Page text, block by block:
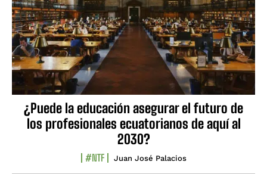
¿Puede la educación asegurar el futuro de
los profesionales ecuatorianos de aquí al
2030?
#NTF Juan José Palacios